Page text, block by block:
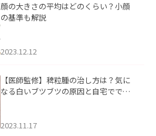
顔の大きさの平均はどのくらい？小顔
の基準も解説
2023.12.12
【医師監修】稗粒腫の治し方は？気に
なる白いブツブツの原因と自宅ででき
2023.11.17